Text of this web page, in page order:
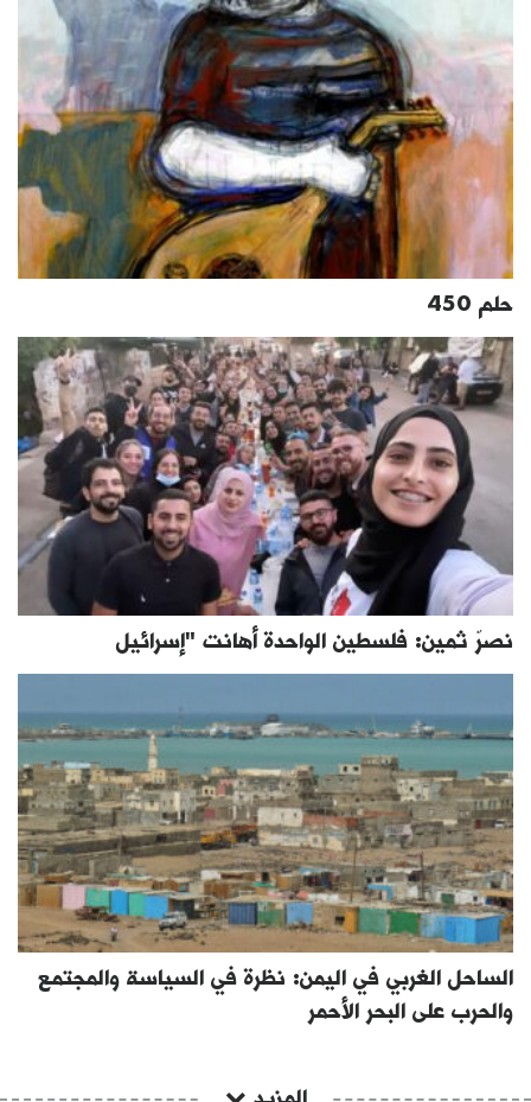
حلم 450
نصرٌ ثمين: فلسطين الواحدة أهانت "إسرائيل
الساحل الغربي في اليمن: نظرة في السياسة والمجتمع
والحرب على البحر الأحمر